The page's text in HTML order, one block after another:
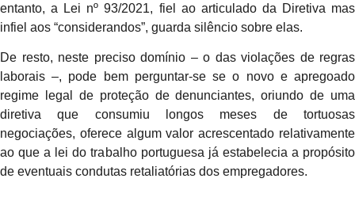
entanto, a Lei nº 93/2021, fiel ao articulado da Diretiva mas
infiel aos “considerandos”, guarda silêncio sobre elas.
De resto, neste preciso domínio – o das violações de regras
laborais –, pode bem perguntar-se se o novo e apregoado
regime legal de proteção de denunciantes, oriundo de uma
diretiva que consumiu longos meses de tortuosas
negociações, oferece algum valor acrescentado relativamente
ao que a lei do trabalho portuguesa já estabelecia a propósito
de eventuais condutas retaliatórias dos empregadores.